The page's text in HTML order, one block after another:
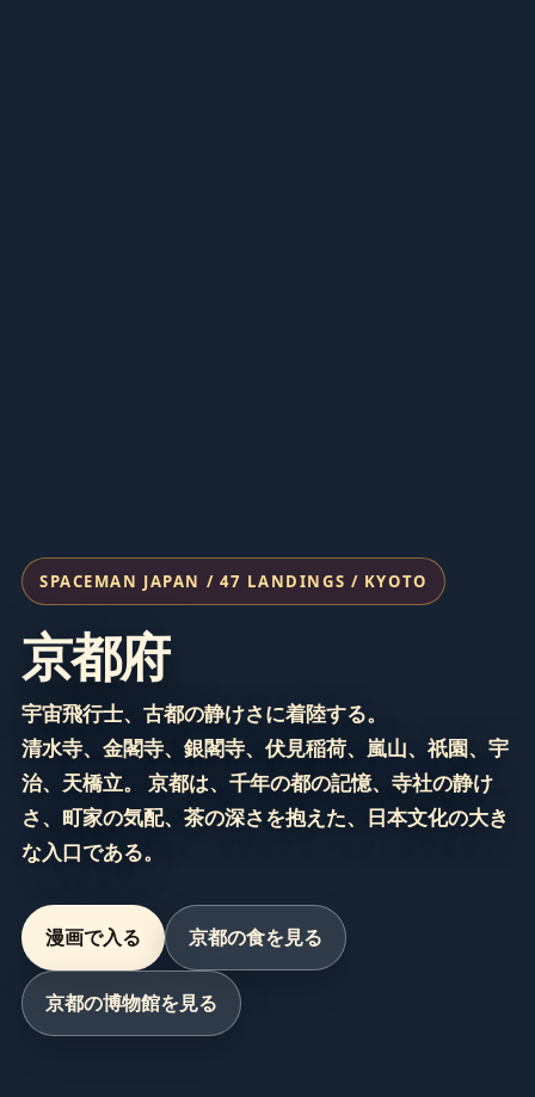
SPACEMAN JAPAN / 47 LANDINGS / KYOTO
京都府
宇宙飛行士、古都の静けさに着陸する。
清水寺、金閣寺、銀閣寺、伏見稲荷、嵐山、祇園、宇
治、天橋立。 京都は、千年の都の記憶、寺社の静け
さ、町家の気配、茶の深さを抱えた、日本文化の大き
な入口である。
漫画で入る 京都の食を見る
京都の博物館を見る